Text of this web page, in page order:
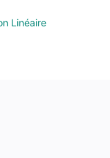
Linéaire